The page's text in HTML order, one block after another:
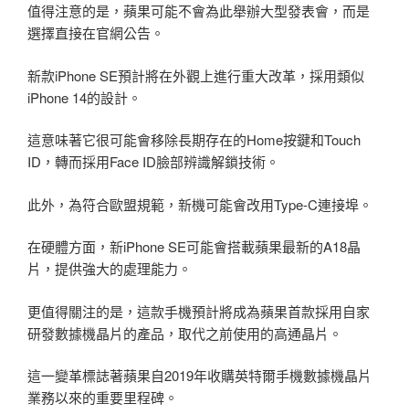
值得注意的是，蘋果可能不會為此舉辦大型發表會，而是
選擇直接在官網公告。
新款iPhone SE預計將在外觀上進行重大改革，採用類似
iPhone 14的設計。
這意味著它很可能會移除長期存在的Home按鍵和Touch
ID，轉而採用Face ID臉部辨識解鎖技術。
此外，為符合歐盟規範，新機可能會改用Type-C連接埠。
在硬體方面，新iPhone SE可能會搭載蘋果最新的A18晶
片，提供強大的處理能力。
更值得關注的是，這款手機預計將成為蘋果首款採用自家
研發數據機晶片的產品，取代之前使用的高通晶片。
這一變革標誌著蘋果自2019年收購英特爾手機數據機晶片
業務以來的重要里程碑。